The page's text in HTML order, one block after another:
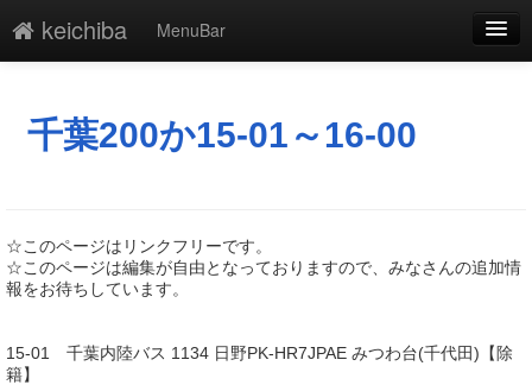
keichiba
MenuBar
添付
最終更新
単語検索
千葉200か15-01～16-00
☆このページはリンクフリーです。
☆このページは編集が自由となっておりますので、みなさんの追加情
報をお待ちしています。
15-01 千葉内陸バス 1134 日野PK-HR7JPAE みつわ台(千代田)【除
籍】